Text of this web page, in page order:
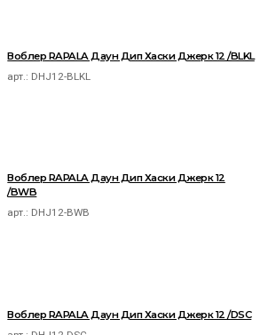
Воблер RAPALA Даун Дип Хаски Джерк 12 /BLKL
арт.: DHJ12-BLKL
Воблер RAPALA Даун Дип Хаски Джерк 12
/BWB
арт.: DHJ12-BWB
Воблер RAPALA Даун Дип Хаски Джерк 12 /DSC